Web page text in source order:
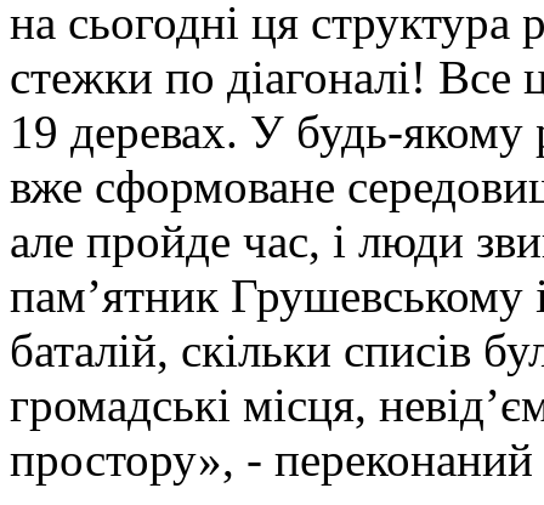
на сьогодні ця структура
стежки по діагоналі!
19 деревах. У будь-якому
вже сформоване
але пройде час, і люди
пам’ятник Грушевському
баталій, скільки списів
громадські місця,
простору», -